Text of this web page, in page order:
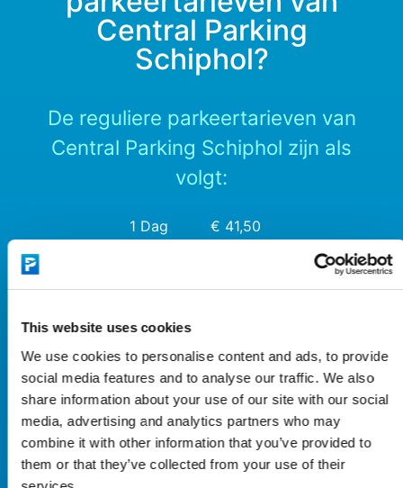
This website uses cookies
We use cookies to personalise content and ads, to provide
social media features and to analyse our traffic. We also
share information about your use of our site with our social
media, advertising and analytics partners who may
combine it with other information that you’ve provided to
them or that they’ve collected from your use of their
Central Parking
Schiphol?
De reguliere parkeertarieven van
Central Parking Schiphol zijn als
volgt:
1 Dag
€ 41,50
3 Dagen
€ 51,50
4 Dagen
5 Dagen
€ 61,50
6 Dagen
€ 66,50
7 Dagen
€ 71,50
8 Dagen
€ 74,50